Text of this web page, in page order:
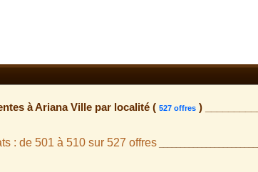
à Ariana Ville par localité ( 527 offres)
: de 501 à 510 sur 527 offres